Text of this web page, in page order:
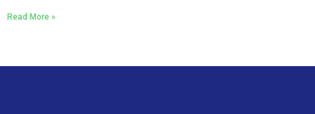
Read More »